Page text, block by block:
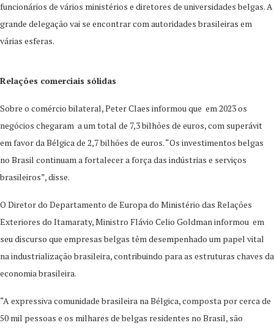
funcionários de vários ministérios e diretores de universidades belgas. A
grande delegação vai se encontrar com autoridades brasileiras em
várias esferas.
Relações comerciais sólidas
Sobre o comércio bilateral, Peter Claes informou que em 2023 os
negócios chegaram a um total de 7,3 bilhões de euros, com superávit
em favor da Bélgica de 2,7 bilhões de euros. “Os investimentos belgas
no Brasil continuam a fortalecer a força das indústrias e serviços
brasileiros”, disse.
O Diretor do Departamento de Europa do Ministério das Relações
Exteriores do Itamaraty, Ministro Flávio Celio Goldman informou em
seu discurso que empresas belgas têm desempenhado um papel vital
na industrialização brasileira, contribuindo para as estruturas chaves da
economia brasileira.
“A expressiva comunidade brasileira na Bélgica, composta por cerca de
50 mil pessoas e os milhares de belgas residentes no Brasil, são